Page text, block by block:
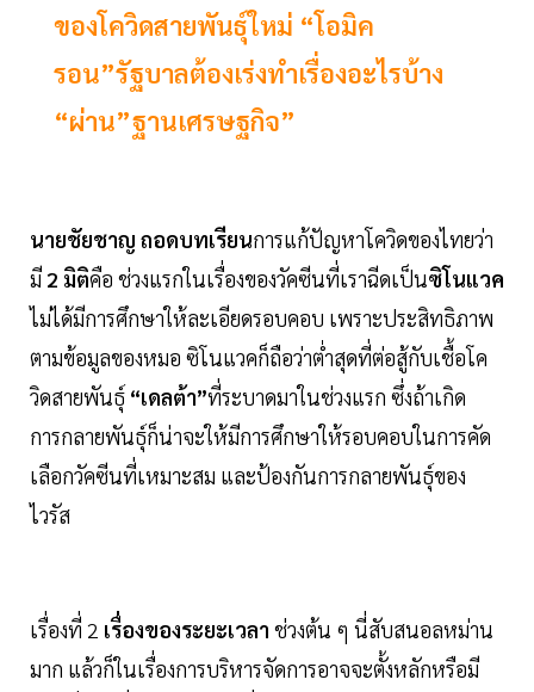
ของโควิดสายพันธุ์ใหม่ “โอมิค
รอน”รัฐบาลต้องเร่งทำเรื่องอะไรบ้าง
“ผ่าน”ฐานเศรษฐกิจ”
นายชัยชาญ ถอดบทเรียนการแก้ปัญหาโควิดของไทยว่า
มี2 มิติคือ ช่วงแรกในเรื่องของวัคซีนที่เราฉีดเป็นซิโนแวค
ไม่ได้มีการศึกษาให้ละเอียดรอบคอบ เพราะประสิทธิภาพ
ตามข้อมูลของหมอ ซิโนแวคก็ถือว่าต่ำสุดที่ต่อสู้กับเชื้อโค
วิดสายพันธุ์ “เดลต้า”ที่ระบาดมาในช่วงแรก ซึ่งถ้าเกิด
การกลายพันธุ์ก็น่าจะให้มีการศึกษาให้รอบคอบในการคัด
เลือกวัคซีนที่เหมาะสม และป้องกันการกลายพันธุ์ของ
ไวรัส
เรื่องที่ 2 เรื่องของระยะเวลา ช่วงต้น ๆ นี่สับสนอลหม่าน
มาก แล้วก็ในเรื่องการบริหารจัดการอาจจะตั้งหลักหรือมี